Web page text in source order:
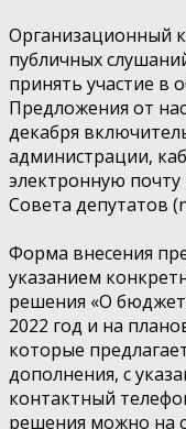
Организационный
публичных
принять участие в
Предложения от
декабря
администрации,
электронную
Совета депутатов
Форма внесения
указанием
решения «О
2022 год и на
которые
дополнения, c
контактный
решения можно на